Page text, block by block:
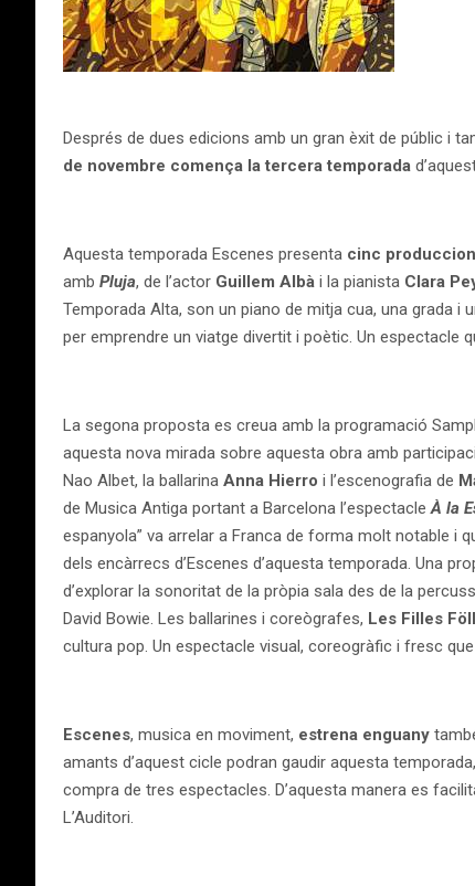
Després de dues edicions amb un gran èxit de públic i
de novembre comença la tercera temporada
Aquesta temporada Escenes presenta cinc
amb Pluja, de l’actor Guillem Albà i la pianista Clara
Temporada Alta, son un piano de mitja cua, una grada i
per emprendre un viatge divertit i poètic. Un espectacle
La segona proposta es creua amb la programació
aquesta nova mirada sobre aquesta obra amb
Nao Albet, la ballarina Anna Hierro i l’escenografia de
de Musica Antiga portant a Barcelona l’espectacleÀ la
espanyola” va arrelar a Franca de forma molt notable i
dels encàrrecs d’Escenes d’aquesta temporada. Una
d’explorar la sonoritat de la pròpia sala des de la
David Bowie. Les ballarines i coreògrafes, Les Filles
cultura pop. Un espectacle visual, coreogràfic i fresc
Escenes, musica en moviment, estrena enguany
amants d’aquest cicle podran gaudir aquesta
compra de tres espectacles. D’aquesta manera es
L’Auditori.